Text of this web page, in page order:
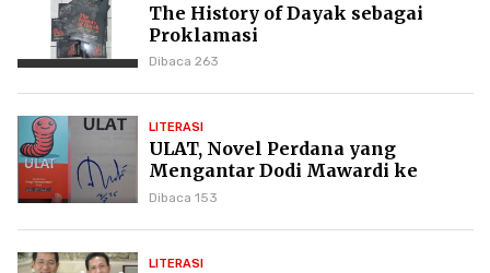
The History of Dayak sebagai
Proklamasi
Dibaca 263
LITERASI
ULAT, Novel Perdana yang
Mengantar Dodi Mawardi ke
Puncak Karier Kepenulisan
Dibaca 153
LITERASI